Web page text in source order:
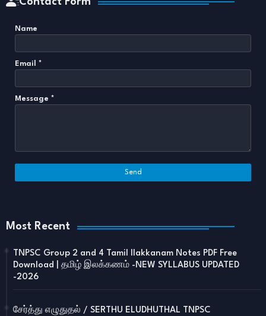
Name
Email *
Message *
Most Recent
TNPSC Group 2 and 4 Tamil Ilakkanam Notes PDF Free
Download | தமிழ் இலக்கணம் -NEW SYLLABUS UPDATED
-2026
சேர்த்து எழுதுதல் / SERTHU ELUDHUTHAL TNPSC